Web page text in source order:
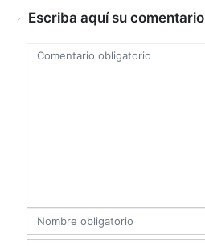
Escriba aquí su comentario